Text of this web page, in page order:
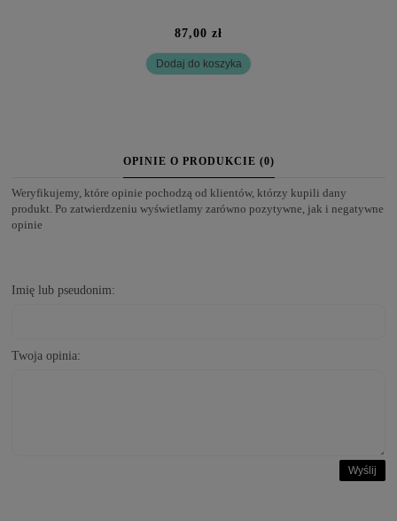
87,00 zł
Dodaj do koszyka
OPINIE O PRODUKCIE (0)
Weryfikujemy, które opinie pochodzą od klientów, którzy kupili dany
produkt. Po zatwierdzeniu wyświetlamy zarówno pozytywne, jak i negatywne
opinie
Imię lub pseudonim:
Twoja opinia:
Wyślij